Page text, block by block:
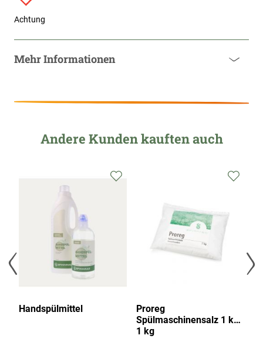
Achtung
Mehr Informationen
Andere Kunden kauften auch
Handspülmittel
Proreg
Spülmaschinensalz 1 kg,
1 kg